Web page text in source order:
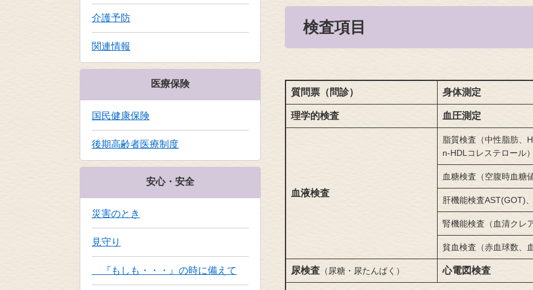
検査項目
質問票（問診） 身体測定
理学的検査 血圧測定
血液検査
脂質検査（中性脂肪、
n-HDLコレステロール）
血糖検査（空腹時血糖
肝機能検査AST(GOT)
腎機能検査（血清クレ
貧血検査（赤血球数、
尿検査 （尿糖・尿たんぱく） 心電図検査
介護予防
関連情報
医療保険
国民健康保険
後期高齢者医療制度
安心・安全
災害のとき
見守り
『もしも・・・』の時に備えて